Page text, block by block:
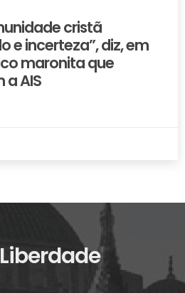
cristã
e incerteza”, diz, em
maronita que
AIS